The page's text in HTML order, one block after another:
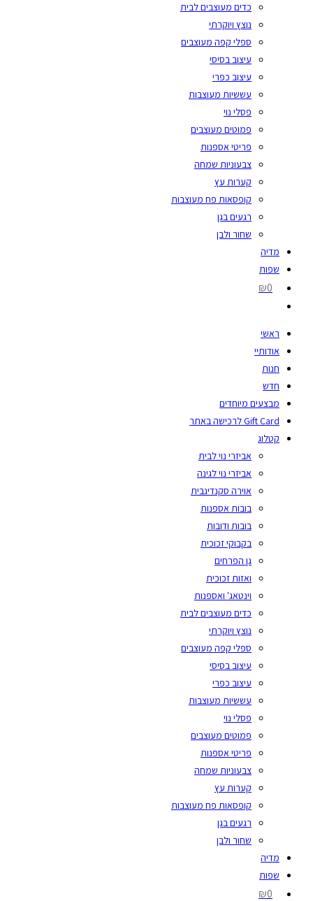
כדים מעוצבים לבית
נוצץ ויוקרתי
ספלי קפה מעוצבים
עיצוב בסיסי
עיצוב כפרי
עששיות מעוצבות
פסלי נוי
פמוטים מעוצבים
פריטי אספנות
צבעוניות שמחה
קערות עץ
קופסאות פח מעוצבות
רגעים בגן
שחור ולבן
מדיה
שפות
₪0
ראשי
אודותיי
חנות
חדש
מבצעים מיוחדים
Gift Card לרכישה באתר
קטלוג
אביזרי נוי לבית
אביזרי נוי לגינה
אוירה סקנדינבית
בובות אספנות
בובות ודובות
בקבוקי זכוכית
גן הפרחים
ואזות זכוכית
וינטאג' ואספנות
כדים מעוצבים לבית
נוצץ ויוקרתי
ספלי קפה מעוצבים
עיצוב בסיסי
עיצוב כפרי
עששיות מעוצבות
פסלי נוי
פמוטים מעוצבים
פריטי אספנות
צבעוניות שמחה
קערות עץ
קופסאות פח מעוצבות
רגעים בגן
שחור ולבן
מדיה
שפות
₪0